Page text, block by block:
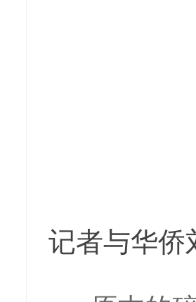
记者与华侨